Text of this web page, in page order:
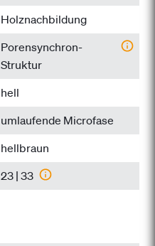
Holznachbildung
Porensynchron-
Struktur
hell
umlaufende Microfase
hellbraun
23 | 33